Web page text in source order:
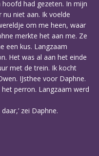
had gezeten. In mijn
niet aan. Ik voelde
om me heen, waar
merkte het aan me. Ze
een kus. Langzaam
Het was al aan het einde
met de trein. Ik kocht
IJsthee voor Daphne.
perron. Langzaam werd
zei Daphne.